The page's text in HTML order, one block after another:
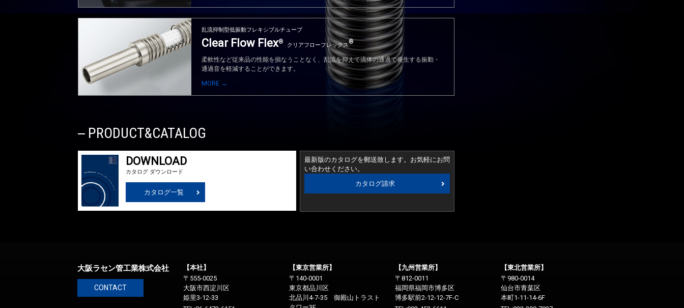
乱流抑制型低振動フレキシブルチューブ
Clear Flow Flex® クリアフローフレックス®
柔軟性など従来品の性能を損なうことなく、乱流を抑えて流体の通過で発生する振動・
通過音を軽減することができます。
MORE →
PRODUCT&CATALOG
DOWNLOAD
カタログ ダウンロード
カタログ一覧
最新版のカタログを郵送致します。 お気軽にお問
い合わせください。
カタログ請求
大阪ラセン管工業株式会社
CONTACT
【本社】
〒555-0025
大阪市西淀川区
姫里3-12-33
【東京営業所】
〒140-0001
東京都品川区
北品川4-7-35 御殿山トラスト
【九州営業所】
〒812-0011
福岡県福岡市博多区
博多駅前2-12-12-7F-C
【東北営業所】
〒980-0014
仙台市青葉区
本町1-11-14-6F